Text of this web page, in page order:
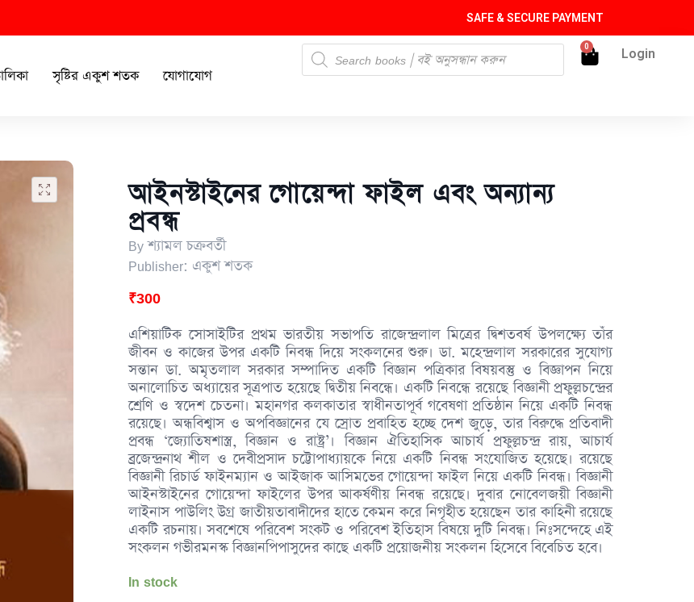
SAFE & SECURE PAYMENT
সৃষ্টির একুশ শতক যোগাযোগ
0 Login
আইনস্টাইনের গোয়েন্দা ফাইল এবং অন্যান্য
প্রবন্ধ
Byশ্যামল চক্রবর্তী
Publisher: একুশ শতক
₹300
এশিয়াটিক সোসাইটির প্রথম ভারতীয় সভাপতি রাজেন্দ্রলাল মিত্রের দ্বিশতবর্ষ উপলক্ষ্যে তাঁর
জীবন ও কাজের উপর একটি নিবন্ধ দিয়ে সংকলনের শুরু। ডা. মহেন্দ্রলাল সরকারের সুযোগ্য
সন্তান ডা. অমৃতলাল সরকার সম্পাদিত একটি বিজ্ঞান পত্রিকার বিষয়বস্তু ও বিজ্ঞাপন নিয়ে
অনালোচিত অধ্যায়ের সূত্রপাত হয়েছে দ্বিতীয় নিবন্ধে। একটি নিবন্ধে রয়েছে বিজ্ঞানী প্রফুল্লচন্দ্রের
শ্রেণি ও স্বদেশ চেতনা। মহানগর কলকাতার স্বাধীনতাপূর্ব গবেষণা প্রতিষ্ঠান নিয়ে একটি নিবন্ধ
রয়েছে। অন্ধবিশ্বাস ও অপবিজ্ঞানের যে স্রোত প্রবাহিত হচ্ছে দেশ জুড়ে, তার বিরুদ্ধে প্রতিবাদী
প্রবন্ধ ‘জ্যোতিষশাস্ত্র, বিজ্ঞান ও রাষ্ট্র’। বিজ্ঞান ঐতিহাসিক আচার্য প্রফুল্লচন্দ্ৰ রায়, আচার্য
ব্রজেন্দ্রনাথ শীল ও দেবীপ্রসাদ চট্টোপাধ্যায়কে নিয়ে একটি নিবন্ধ সংযোজিত হয়েছে। রয়েছে
বিজ্ঞানী রিচার্ড ফাইনম্যান ও আইজাক আসিমভের গোয়েন্দা ফাইল নিয়ে একটি নিবন্ধ। বিজ্ঞানী
আইনস্টাইনের গোয়েন্দা ফাইলের উপর আকর্ষণীয় নিবন্ধ রয়েছে। দুবার নোবেলজয়ী বিজ্ঞানী
লাইনাস পাউলিং উগ্র জাতীয়তাবাদীদের হাতে কেমন করে নিগৃহীত হয়েছেন তার কাহিনী রয়েছে
একটি রচনায়। সবশেষে পরিবেশ সংকট ও পরিবেশ ইতিহাস বিষয়ে দুটি নিবন্ধ। নিঃসন্দেহে এই
সংকলন গভীরমনস্ক বিজ্ঞানপিপাসুদের কাছে একটি প্রয়োজনীয় সংকলন হিসেবে বিবেচিত হবে।
In stock